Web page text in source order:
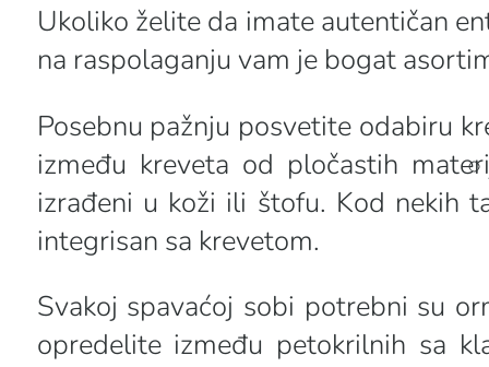
Ukoliko želite da imate autentičan
na raspolaganju vam je bogat
Posebnu pažnju posvetite odabiru
između kreveta od pločastih
izrađeni u koži ili štofu. Kod nekih
integrisan sa krevetom.
Svakoj spavaćoj sobi potrebni su
opredelite između petokrilnih sa